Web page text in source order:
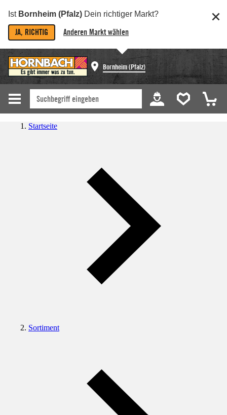
Ist Bornheim (Pfalz) Dein richtiger Markt?
JA, RICHTIG Anderen Markt wählen
Bornheim (Pfalz)
Startseite
Sortiment